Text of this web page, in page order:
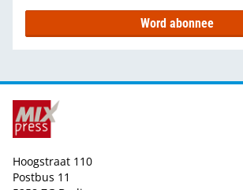
Word abonnee
Hoogstraat 110
Postbus 11